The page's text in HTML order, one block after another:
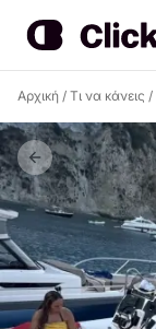
Αρχική / Τι να κάνεις /